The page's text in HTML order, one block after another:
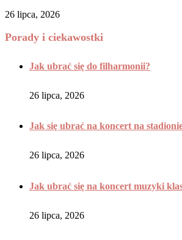
26 lipca, 2026
Porady i ciekawostki
Jak ubrać się do filharmonii?
26 lipca, 2026
Jak się ubrać na koncert na
26 lipca, 2026
Jak ubrać się na koncert muzyki
26 lipca, 2026